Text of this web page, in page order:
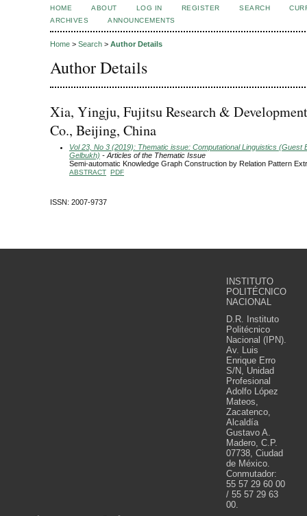
HOME ABOUT LOG IN REGISTER SEARCH
ARCHIVES
ANNOUNCEMENTS
Home > Search > Author Details
Author Details
Xia, Yingju, Fujitsu Research &
Co., Beijing, China
Vol 23, No 3 (2019): Thematic issue: Computational Linguistics (Guest
Gelbukh) - Articles of the Thematic Issue
Semi-automatic Knowledge Graph Construction by Relation Pattern
ABSTRACT PDF
ISSN: 2007-9737
INSTITUTO
POLITÉCNICO
NACIONAL
D.R. Instituto
Politécnico
Nacional (IPN).
Av. Luis
Enrique Erro
S/N, Unidad
Profesional
Adolfo López
Mateos,
Zacatenco,
Alcaldía
Gustavo A.
Madero, C.P.
07738, Ciudad
de México.
Conmutador:
55 57 29 60 00
/ 55 57 29 63
00.